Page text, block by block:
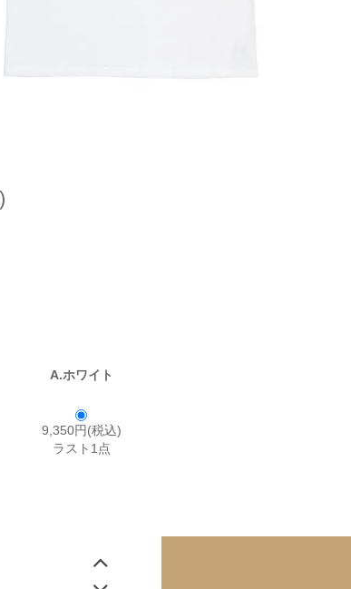
A.ホワイト
9,350円(税込)
ラスト1点